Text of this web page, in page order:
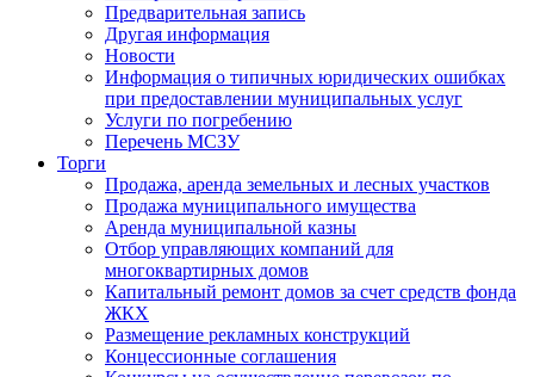
Предварительная запись
Другая информация
Новости
Информация о типичных юридических ошибках
при предоставлении муниципальных услуг
Услуги по погребению
Перечень МСЗУ
Торги
Продажа, аренда земельных и лесных участков
Продажа муниципального имущества
Аренда муниципальной казны
Отбор управляющих компаний для
многоквартирных домов
Капитальный ремонт домов за счет средств фонда
ЖКХ
Размещение рекламных конструкций
Концессионные соглашения